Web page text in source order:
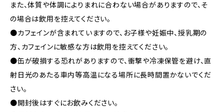
また、体質や体調によりまれに合わない場合がありますので、そ
の場合は飲用を控えてください。
●カフェインが含まれていますので、お子様や妊娠中、授乳期の
方、カフェインに敏感な方は飲用を控えてください。
●缶が破損する恐れがありますので、衝撃や冷凍保管を避け、直
射日光のあたる車内等高温になる場所に長時間置かないでくだ
さい。
●開封後はすぐにお飲みください。